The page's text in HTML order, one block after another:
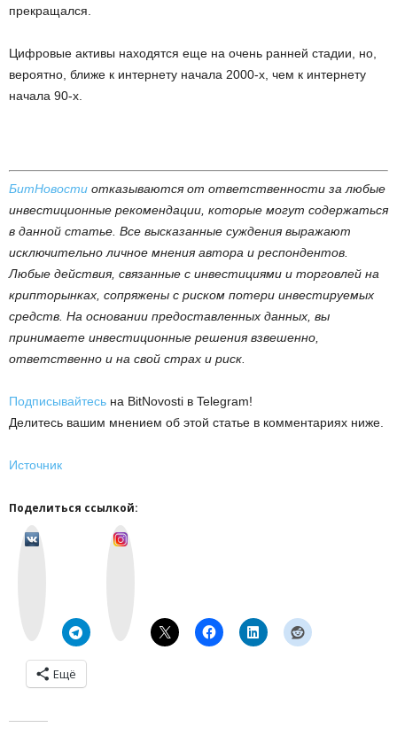
прекращался.
Цифровые активы находятся еще на очень ранней стадии, но,
вероятно, ближе к интернету начала 2000-х, чем к интернету
начала 90-х.
БитНовости отказываются от ответственности за любые
инвестиционные рекомендации, которые могут содержаться
в данной статье. Все высказанные суждения выражают
исключительно личное мнения автора и респондентов.
Любые действия, связанные с инвестициями и торговлей на
крипторынках, сопряжены с риском потери инвестируемых
средств. На основании предоставленных данных, вы
принимаете инвестиционные решения взвешенно,
ответственно и на свой страх и риск.
Подписывайтесь на BitNovosti в Telegram!
Делитесь вашим мнением об этой статье в комментариях ниже.
Источник
Поделиться ссылкой:
Ещё